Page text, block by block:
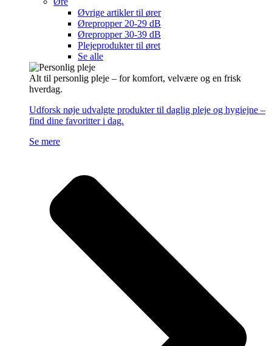
Øvrige artikler til ører
Ørepropper 20-29 dB
Ørepropper 30-39 dB
Plejeprodukter til øret
Se alle
Alt til personlig pleje – for komfort, velvære og en frisk
hverdag.
Udforsk nøje udvalgte produkter til daglig pleje og hygiejne –
find dine favoritter i dag.
Se mere